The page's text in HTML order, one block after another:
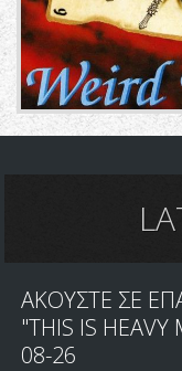
ΑΚΟΥΣΤΕ ΣΕ
"THIS IS
08-26